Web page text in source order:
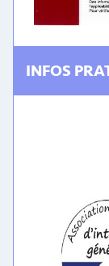
INFOS